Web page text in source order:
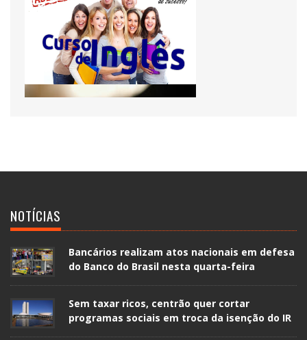
NOTÍCIAS
Bancários realizam atos nacionais em defesa
do Banco do Brasil nesta quarta-feira
Sem taxar ricos, centrão quer cortar
programas sociais em troca da isenção do IR